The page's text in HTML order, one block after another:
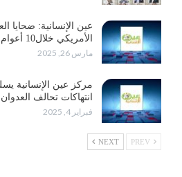
عين الإنسانية: ضحايا
الأمريكي خلال10 أعوام…
مارس 26, 2025
مركز عين الإنسانية
انتهاكات تحالف
فبراير 4, 2025
NEXT